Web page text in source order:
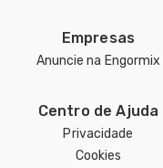
Empresas
Anuncie na Engormix
Centro de Ajuda
Privacidade
Cookies